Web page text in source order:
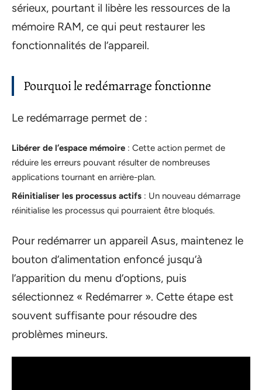
sérieux, pourtant il libère les ressources de la
mémoire RAM, ce qui peut restaurer les
fonctionnalités de l’appareil.
Pourquoi le redémarrage fonctionne
Le redémarrage permet de :
Libérer de l’espace mémoire : Cette action permet de
réduire les erreurs pouvant résulter de nombreuses
applications tournant en arrière-plan.
Réinitialiser les processus actifs : Un nouveau démarrage
réinitialise les processus qui pourraient être bloqués.
Pour redémarrer un appareil Asus, maintenez le
bouton d’alimentation enfoncé jusqu’à
l’apparition du menu d’options, puis
sélectionnez « Redémarrer ». Cette étape est
souvent suffisante pour résoudre des
problèmes mineurs.